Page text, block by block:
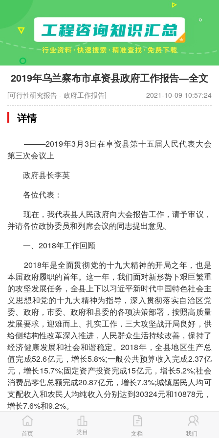
2019年乌兰察布市卓资县政府工作报告—全文
[可行性研究报告 - 政府工作报告] 2021-10-09 10:57:24
详情
────2019年3月3日在卓资县第十五届人民代表大会
第三次会议上
政府县长李英
各位代表：
现在，我代表县人民政府向大会报告工作，请予审议，
并请各位政协委员和列席会议的同志提出意见。
一、2018年工作回顾
2018年是全面贯彻党的十九大精神的开局之年，也是
本届政府履职的首年。这一年，我们面对新形势下艰巨繁重
的攻坚发展任务，全县上下以习近平新时代中国特色社会主
义思想和党的十九大精神为指导，深入贯彻落实自治区党
委、政府，市委、政府和县委的各项决策部署，按照高质量
发展要求，迎难而上、扎实工作，三大攻坚战开局良好，供
给侧结构性改革深入推进，人民群众生活持续改善，保持了
经济健康发展和社会和谐稳定。2018年，全县地区生产总
值完成52.6亿元，增长5.8%;一般公共预算收入完成2.37亿
元，增长15.7%;固定资产投资完成15亿元，增长5.2%;社会
消费品零售总额完成20.87亿元，增长7.3%;城镇居民人均可
支配收入和农民人均纯收入分别达到30324元和10878元，
增长7.6%和9.2%。
一年来，我们主要做了以下工作。
首页 类目 文档 我们